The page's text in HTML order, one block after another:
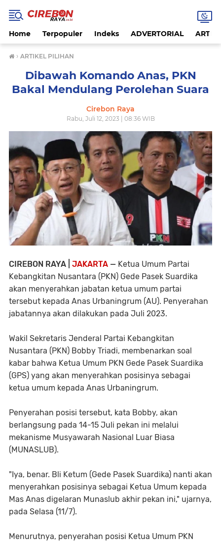
Home Terpopuler Indeks ADVERTORIAL
› ARTIKEL PILIHAN
Dibawah Komando Anas, PKN
Bakal Mendulang Perolehan Suara
Cirebon Raya
Rabu, Juli 12, 2023 | 08:36 WIB
CIREBON RAYA | JAKARTA — Ketua Umum Partai
Kebangkitan Nusantara (PKN) Gede Pasek Suardika
akan menyerahkan jabatan ketua umum partai
tersebut kepada Anas Urbaningrum (AU). Penyerahan
jabatannya akan dilakukan pada Juli 2023.
Wakil Sekretaris Jenderal Partai Kebangkitan
Nusantara (PKN) Bobby Triadi, membenarkan soal
kabar bahwa Ketua Umum PKN Gede Pasek Suardika
(GPS) yang akan menyerahkan posisinya sebagai
ketua umum kepada Anas Urbaningrum.
Penyerahan posisi tersebut, kata Bobby, akan
berlangsung pada 14-15 Juli pekan ini melalui
mekanisme Musyawarah Nasional Luar Biasa
(MUNASLUB).
"Iya, benar. Bli Ketum (Gede Pasek Suardika) nanti akan
menyerahkan posisinya sebagai Ketua Umum kepada
Mas Anas digelaran Munaslub akhir pekan ini," ujarnya,
pada Selasa (11/7).
Menurutnya, penyerahan posisi Ketua Umum PKN